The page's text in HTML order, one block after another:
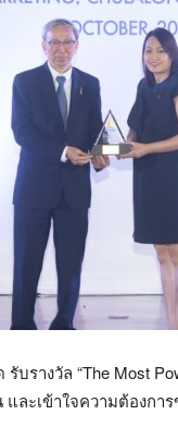
รางวัล “The Most
ะเข้าใจความต้องกา